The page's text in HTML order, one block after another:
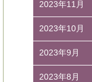
2023年11月
2023年10月
2023年9月
2023年8月